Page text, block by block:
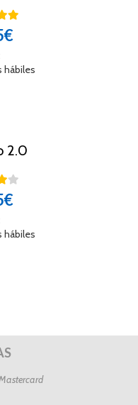
hábiles
2.0
hábiles